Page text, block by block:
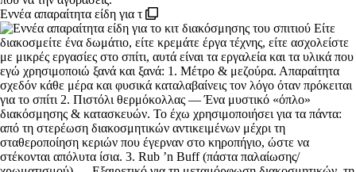
Εννέα απαραίτητα είδη για τ